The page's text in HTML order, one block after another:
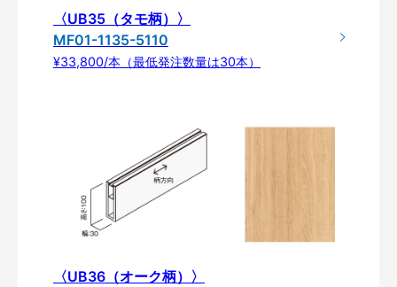
〈UB35（タモ柄）〉
MF01-1135-5110
¥33,800/本（最低発注数量は30本）
〈UB36（オーク柄）〉